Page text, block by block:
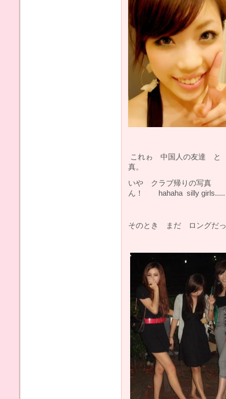
これゎ 中国人の友達
真。
いや クラブ帰りの写
ん！ hahaha silly girls.....
そのとき まだ ロングだ